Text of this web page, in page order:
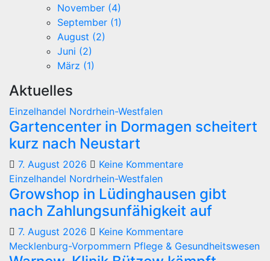
November (4)
September (1)
August (2)
Juni (2)
März (1)
Aktuelles
Einzelhandel Nordrhein-Westfalen
Gartencenter in Dormagen scheitert
kurz nach Neustart
7. August 2026
Keine Kommentare
Einzelhandel Nordrhein-Westfalen
Growshop in Lüdinghausen gibt
nach Zahlungsunfähigkeit auf
7. August 2026
Keine Kommentare
Mecklenburg-Vorpommern Pflege & Gesundheitswesen